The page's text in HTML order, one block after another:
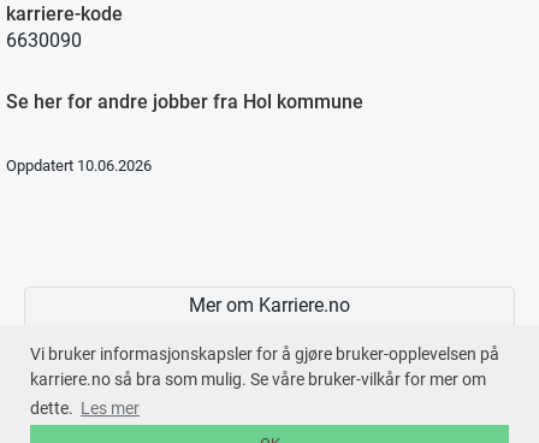
Vi bruker informasjonskapsler for å gjøre bruker-opplevelsen på
karriere.no så bra som mulig. Se våre bruker-vilkår for mer om
dette. Les mer
karriere-kode
6630090
Se her for andre jobber fra Hol kommune
Oppdatert 10.06.2026
Mer om Karriere.no